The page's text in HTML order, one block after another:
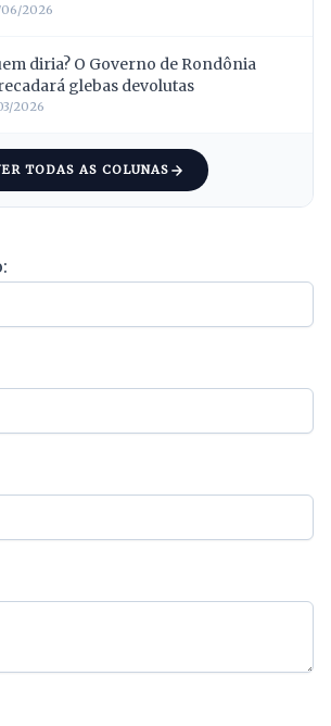
2026
diria? O Governo de Rondônia
glebas devolutas
2026
TODAS AS COLUNAS